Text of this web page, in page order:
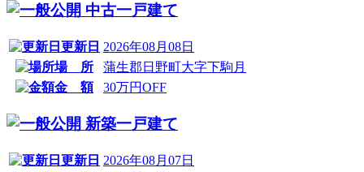
中古一戸建て
更新日 2026年08月08日
場 所
蒲生郡日野町大字下駒月
金 額
30万円OFF
新築一戸建て
更新日 2026年08月07日